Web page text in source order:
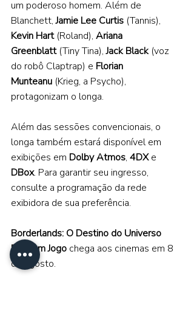
um poderoso homem. Além de
Blanchett, Jamie Lee Curtis (Tannis),
Kevin Hart (Roland), Ariana
Greenblatt (Tiny Tina), Jack Black (voz
do robô Claptrap) e Florian
Munteanu (Krieg, a Psycho),
protagonizam o longa.
Além das sessões convencionais, o
longa também estará disponível em
exibições em Dolby Atmos, 4DX e
DBox. Para garantir seu ingresso,
consulte a programação da rede
exibidora de sua preferência.
Borderlands: O Destino do Universo
Está em Jogo chega aos cinemas em 8
de agosto.